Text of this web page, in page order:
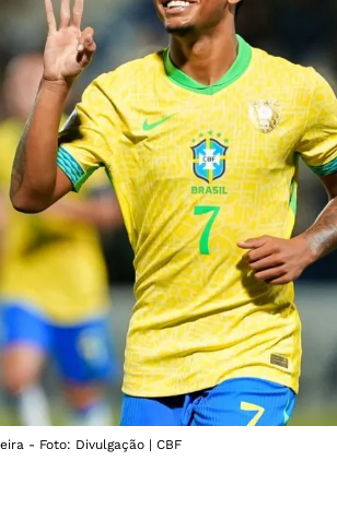
- Foto: Divulgação | CBF